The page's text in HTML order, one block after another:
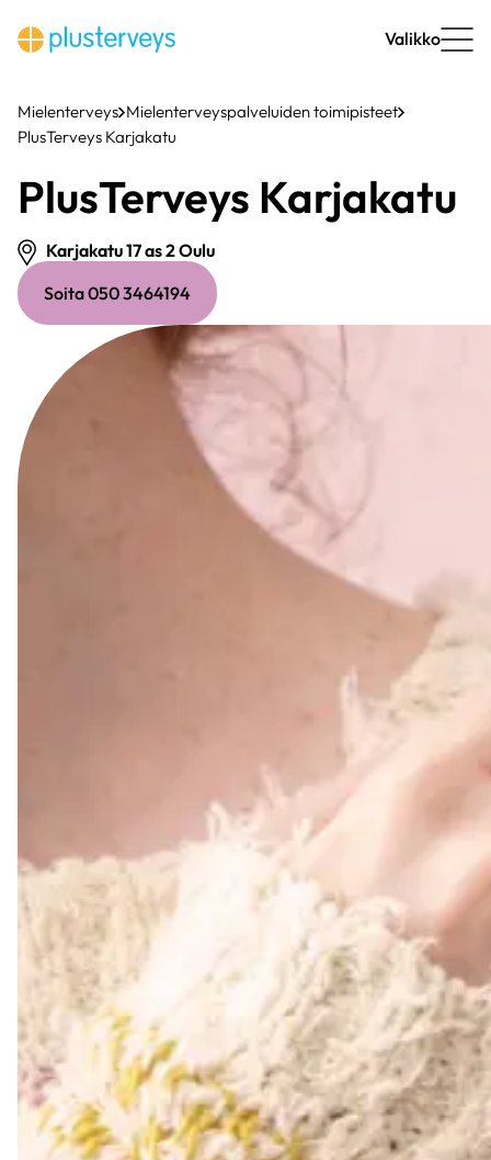
sisältöön
Valikko
Mielenterveys Mielenterveyspalveluiden toimipisteet
PlusTerveys Karjakatu
PlusTerveys Karjakatu
Karjakatu 17 as 2 Oulu
linkki)
Soita 050 3464194